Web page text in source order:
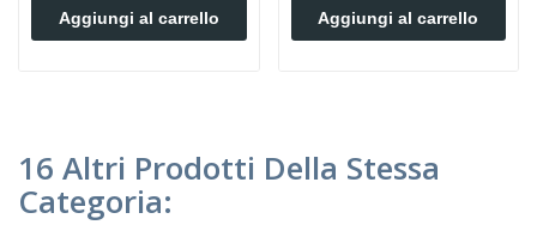
Aggiungi al carrello Aggiungi al carrello
16 Altri Prodotti Della Stessa
Categoria: